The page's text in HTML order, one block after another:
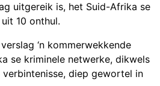
uitgereik is, het Suid-Afrika se
10 onthul.
‘n kommerwekkende
se kriminele netwerke, dikwels
diep gewortel in